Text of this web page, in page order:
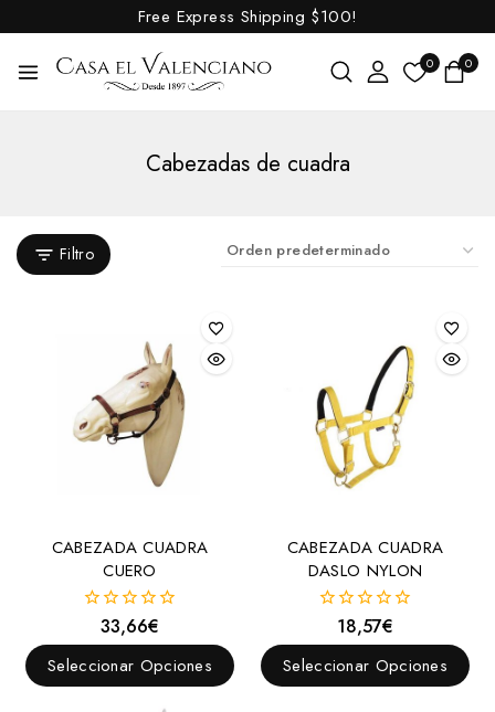
Free Express Shipping $100!
0 0
Cabezadas de cuadra
Filtro
CABEZADA CUADRA
CUERO
fuera
de
5
33,66€
Seleccionar Opciones
CABEZADA CUADRA
DASLO NYLON
fuera
de
5
18,57€
Seleccionar Opciones
Coche
Pelham
Pessoa
Trabalenguas
Elevador